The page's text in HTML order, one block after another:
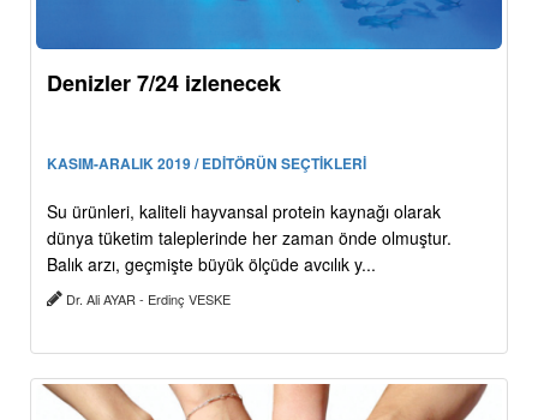
Denizler 7/24 izlenecek
KASIM-ARALIK 2019 / EDİTÖRÜN SEÇTİKLERİ
Su ürünleri, kaliteli hayvansal protein kaynağı olarak
dünya tüketim taleplerinde her zaman önde olmuştur.
Balık arzı, geçmişte büyük ölçüde avcılık y...
Dr. Ali AYAR - Erdinç VESKE